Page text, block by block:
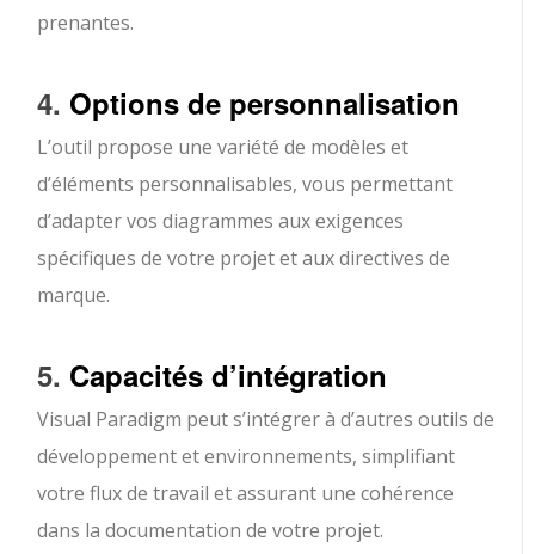
prenantes.
4. Options de personnalisation
L’outil propose une variété de modèles et
d’éléments personnalisables, vous permettant
d’adapter vos diagrammes aux exigences
spécifiques de votre projet et aux directives de
marque.
5. Capacités d’intégration
Visual Paradigm peut s’intégrer à d’autres outils de
développement et environnements, simplifiant
votre flux de travail et assurant une cohérence
dans la documentation de votre projet.